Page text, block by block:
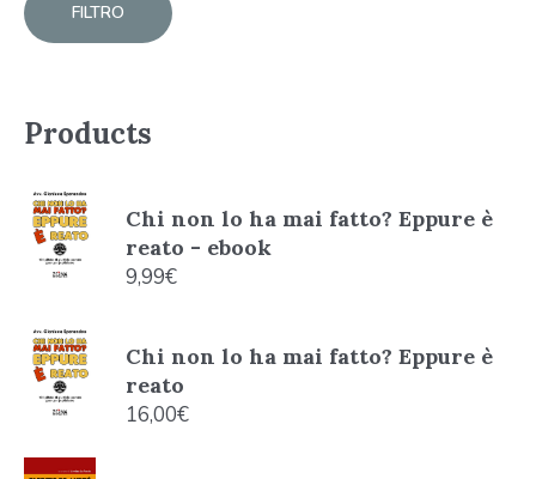
FILTRO
Products
Chi non lo ha mai fatto? Eppure è
reato - ebook
9,99€
Chi non lo ha mai fatto? Eppure è
reato
16,00€